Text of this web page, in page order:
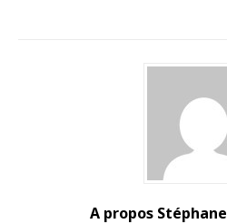
A propos Stéphane